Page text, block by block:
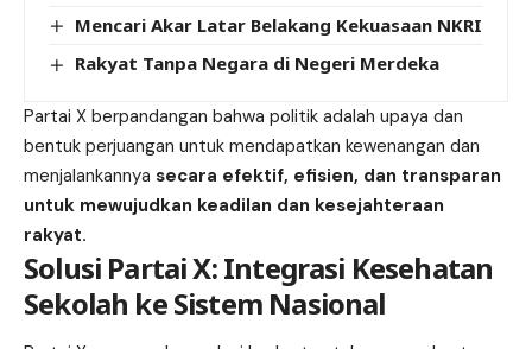
Mencari Akar Latar Belakang Kekuasaan NKRI
Rakyat Tanpa Negara di Negeri Merdeka
Partai X berpandangan bahwa politik adalah upaya dan
bentuk perjuangan untuk mendapatkan kewenangan dan
menjalankannya secara efektif, efisien, dan transparan
untuk mewujudkan keadilan dan kesejahteraan
rakyat.
Solusi Partai X: Integrasi Kesehatan
Sekolah ke Sistem Nasional